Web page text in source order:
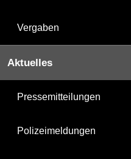
Vergaben
Aktuelles
Pressemitteilungen
Polizeimeldungen